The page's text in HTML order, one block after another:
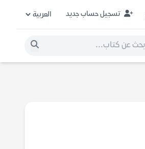
تسجيل حساب جديد